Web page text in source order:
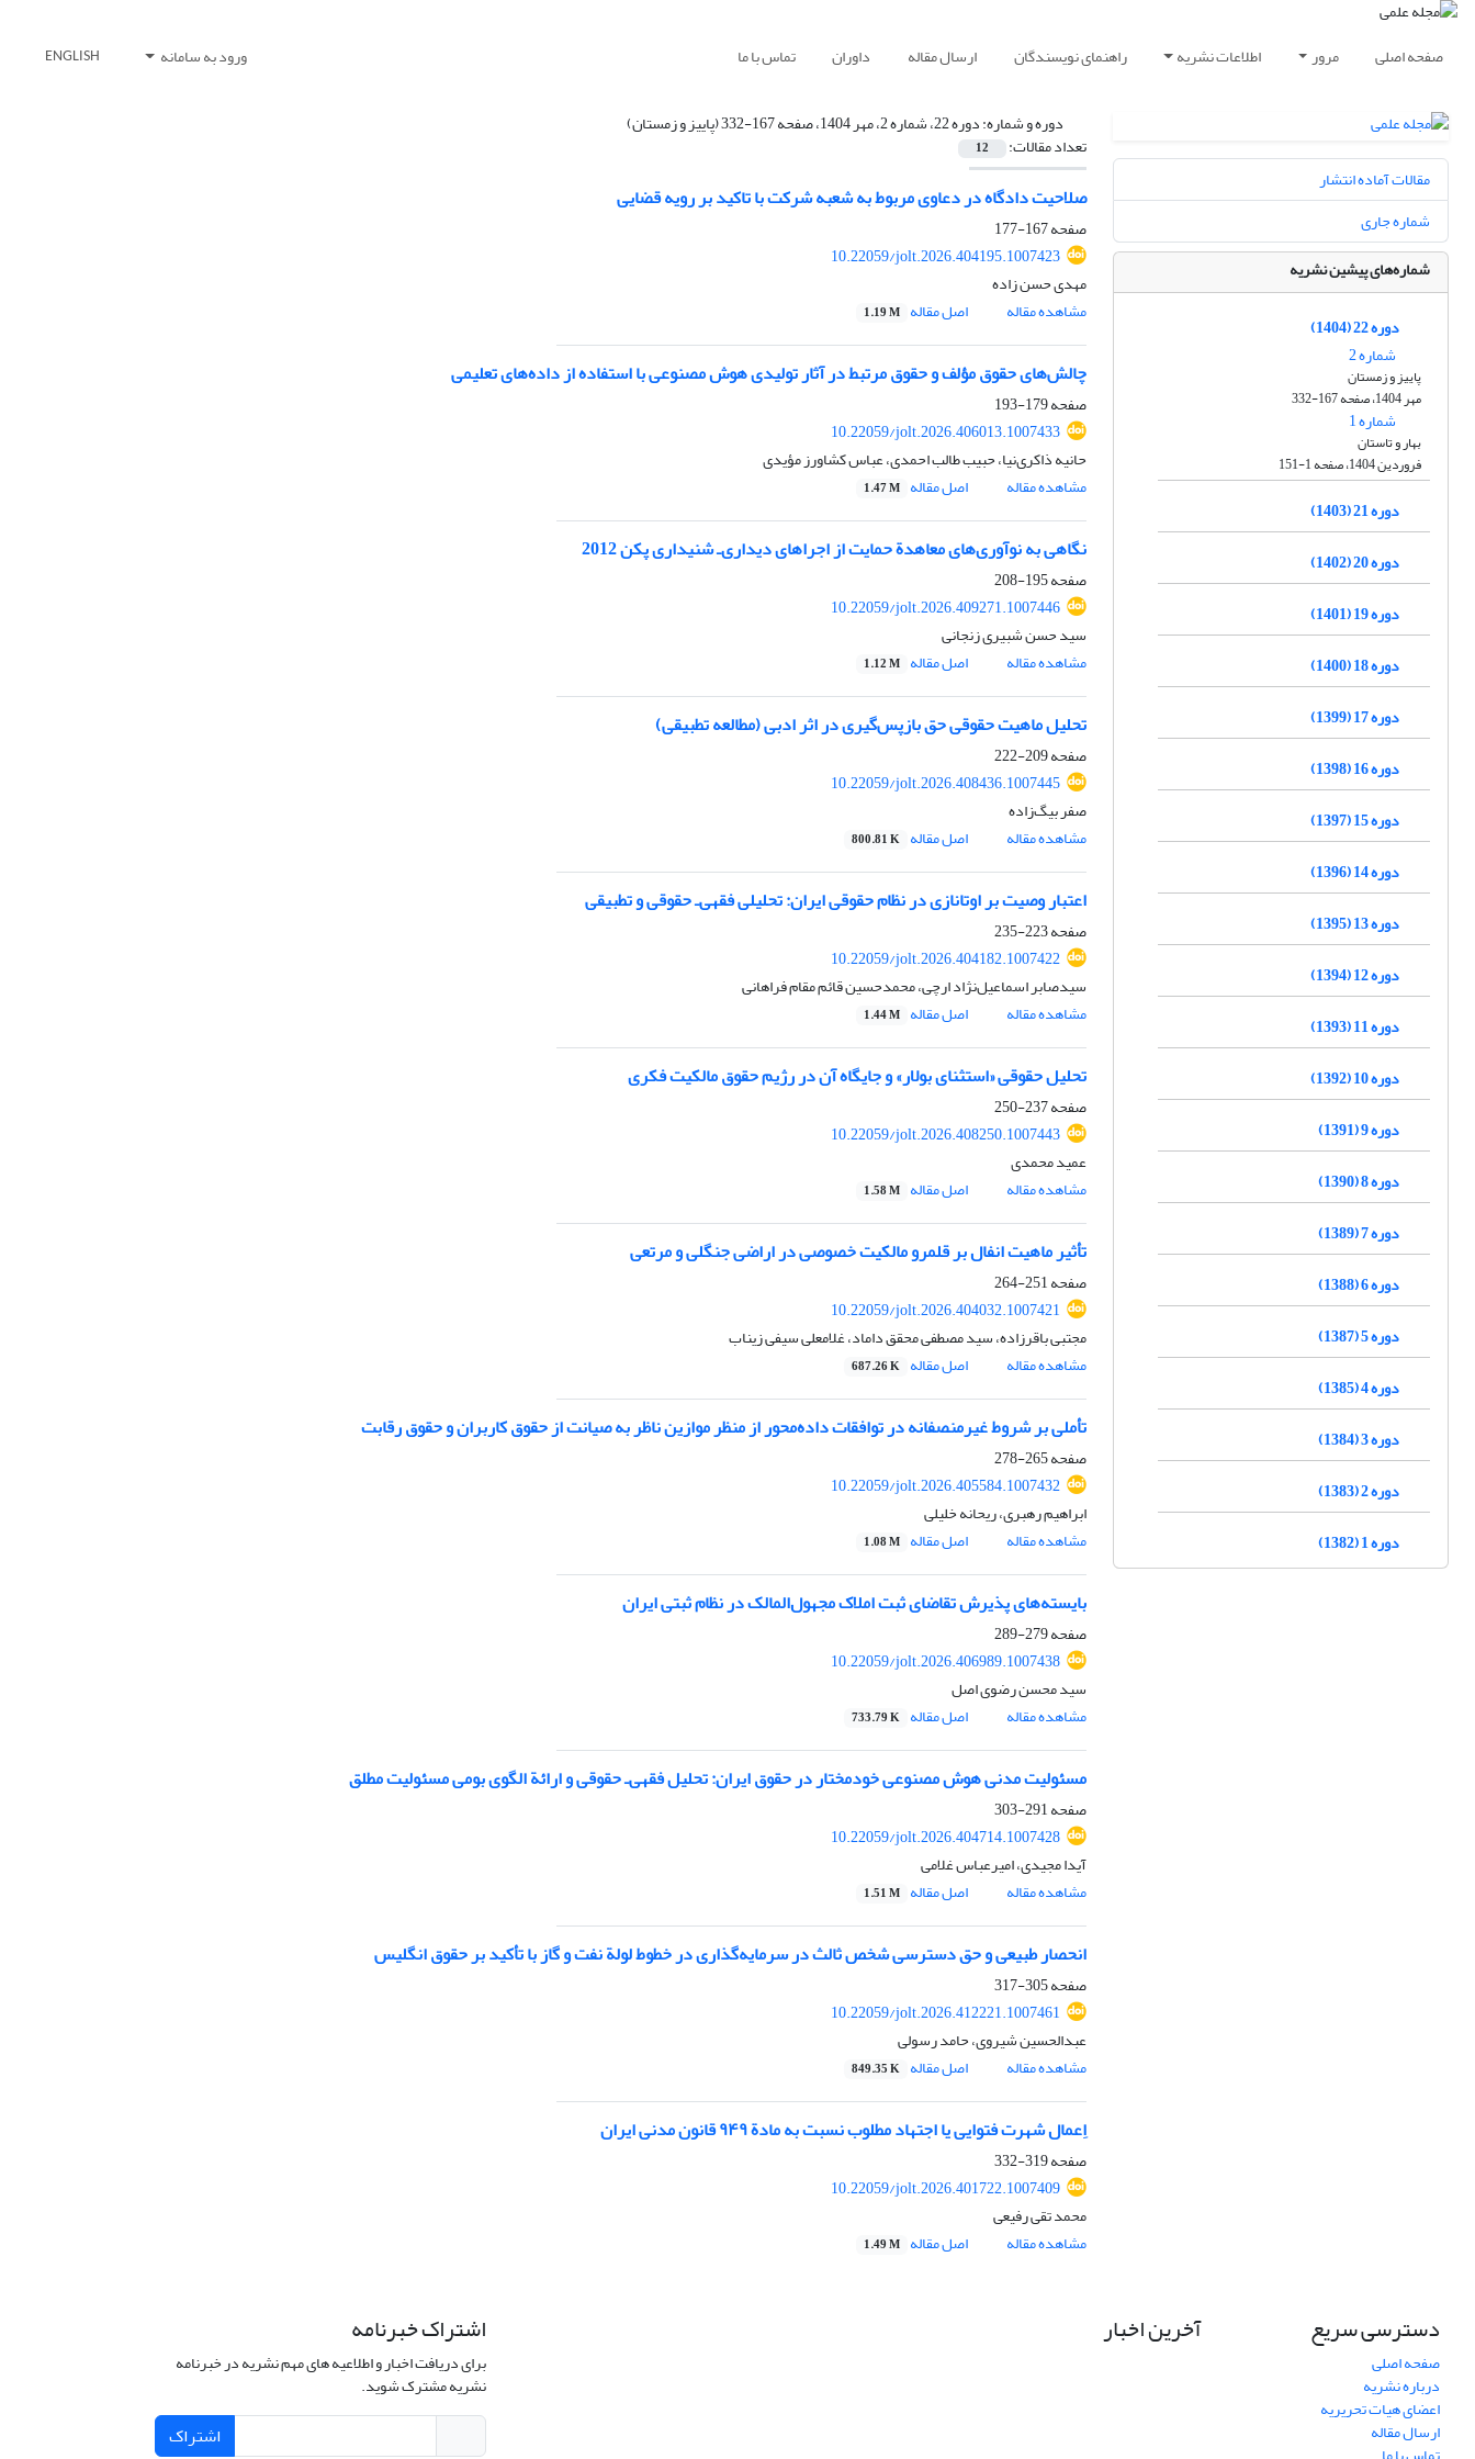
صفحه اصلی مرور اطلاعات نشریه راهنمای نویسندگان ارسال مقاله داوران تماس با ما ورود به سامانه ENGLISH
دوره و شماره:دوره 22، شماره 2، مهر 1404، صفحه 167-332 (پاییز و زمستان)
تعداد مقالات: 12
صلاحیت دادگاه در دعاوی مربوط به شعبه شرکت با تاکید بر رویه قضایی
صفحه167-177
10.22059/jolt.2026.404195.1007423
مهدی حسن زاده
مشاهده مقاله
اصل مقاله 1.19 M
چالش‌های حقوق مؤلف و حقوق مرتبط در آثار تولیدی هوش مصنوعی با استفاده از داده‌های تعلیمی
صفحه179-193
10.22059/jolt.2026.406013.1007433
حانیه ذاکری‌نیا، حبیب طالب احمدی، عباس کشاورز مؤیدی
مشاهده مقاله
اصل مقاله 1.47 M
نگاهی به نوآوری‌های معاهدة حمایت از اجراهای دیداری‌ـ شنیداری پکن 2012
صفحه195-208
10.22059/jolt.2026.409271.1007446
سید حسن شبیری زنجانی
مشاهده مقاله
اصل مقاله 1.12 M
تحلیل ماهیت حقوقی حق بازپس‌گیری در اثر ادبی (مطالعه تطبیقی)
صفحه209-222
10.22059/jolt.2026.408436.1007445
صفر بیگ‌زاده
مشاهده مقاله
اصل مقاله 800.81 K
اعتبار وصیت بر اوتانازی در نظام حقوقی ایران: تحلیلی فقهی‌ـ حقوقی و تطبیقی
صفحه223-235
10.22059/jolt.2026.404182.1007422
سیدصابر اسماعیل‌نژاد ارچی، محمدحسین قائم مقام فراهانی
مشاهده مقاله
اصل مقاله 1.44 M
تحلیل حقوقی «استثنای بولار» و جایگاه آن در رژیم حقوق مالکیت فکری
صفحه237-250
10.22059/jolt.2026.408250.1007443
عمید محمدی
مشاهده مقاله
اصل مقاله 1.58 M
تأثیر ماهیت انفال بر قلمرو مالکیت خصوصی در اراضی جنگلی و مرتعی
صفحه251-264
10.22059/jolt.2026.404032.1007421
مجتبی باقرزاده، سید مصطفی محقق داماد، غلامعلی سیفی زیناب
مشاهده مقاله
اصل مقاله 687.26 K
تأملی بر شروط غیرمنصفانه در توافقات داده‌محور از منظر موازین ناظر به صیانت از حقوق کاربران و حقوق رقابت
صفحه265-278
10.22059/jolt.2026.405584.1007432
ابراهیم رهبری، ریحانه خلیلی
مشاهده مقاله
اصل مقاله 1.08 M
بایسته‌های پذیرش تقاضای ثبت املاک مجهول‌المالک در نظام ثبتی ایران
صفحه279-289
10.22059/jolt.2026.406989.1007438
سید محسن رضوی اصل
مشاهده مقاله
اصل مقاله 733.79 K
مسئولیت مدنی هوش مصنوعی خودمختار در حقوق ایران: تحلیل فقهی‌ـ حقوقی و ارائة الگوی بومی مسئولیت مطلق
صفحه291-303
10.22059/jolt.2026.404714.1007428
آیدا مجیدی، امیرعباس غلامی
مشاهده مقاله
اصل مقاله 1.51 M
انحصار طبیعی و حق دسترسی شخص ثالث در سرمایه‌گذاری در خطوط لولة نفت و گاز با تأکید بر حقوق انگلیس
صفحه305-317
10.22059/jolt.2026.412221.1007461
عبدالحسین شیروی، حامد رسولی
مشاهده مقاله
اصل مقاله 849.35 K
اِعمال شهرت فتوایی یا اجتهاد مطلوب نسبت به مادة ۹۴۹ قانون مدنی ایران
صفحه319-332
10.22059/jolt.2026.401722.1007409
محمد تقی رفیعی
مشاهده مقاله
اصل مقاله 1.49 M
مقالات آماده انتشار
شماره جاری
شماره‌های پیشین نشریه
دوره 22 (1404)
شماره 2
پاییز و زمستان
مهر 1404، صفحه 167-332
شماره 1
بهار و تاستان
فروردین 1404، صفحه 1-151
دوره 21 (1403)
دوره 20 (1402)
دوره 19 (1401)
دوره 18 (1400)
دوره 17 (1399)
دوره 16 (1398)
دوره 15 (1397)
دوره 14 (1396)
دوره 13 (1395)
دوره 12 (1394)
دوره 11 (1393)
دوره 10 (1392)
دوره 9 (1391)
دوره 8 (1390)
دوره 7 (1389)
دوره 6 (1388)
دوره 5 (1387)
دوره 4 (1385)
دوره 3 (1384)
دوره 2 (1383)
دوره 1 (1382)
دسترسی سریع
صفحه اصلی
درباره نشریه
اعضای هیات تحریریه
ارسال مقاله
آخرین اخبار اشتراک خبرنامه
برای دریافت اخبار و اطلاعیه های مهم نشریه در خبرنامه
نشریه مشترک شوید.
اشتراک